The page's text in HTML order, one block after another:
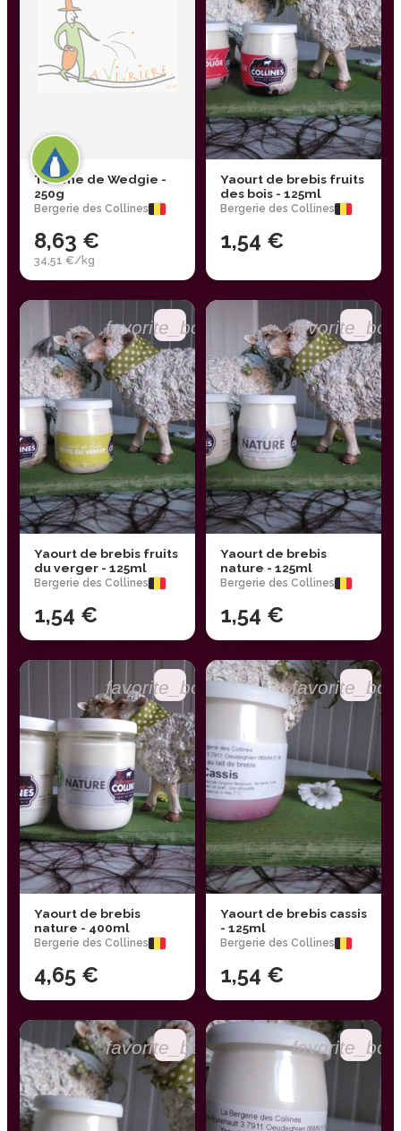
Tomme de Wedgie -
250g
Bergerie des Collines
8,63 €
34,51 €/kg
Yaourt de brebis fruits
des bois - 125ml
Bergerie des Collines
1,54 €
favorite_border
Yaourt de brebis fruits
du verger - 125ml
Bergerie des Collines
1,54 €
Yaourt de brebis
nature - 125ml
Bergerie des Collines
1,54 €
favorite_border
Yaourt de brebis
nature - 400ml
Bergerie des Collines
4,65 €
Yaourt de brebis cassis
- 125ml
Bergerie des Collines
1,54 €
favorite_border